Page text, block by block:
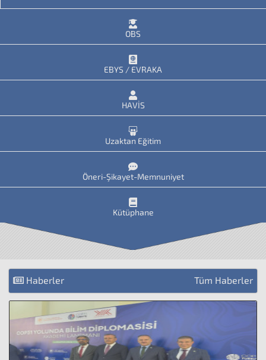
OBS
EBYS / EVRAKA
HAVİS
Uzaktan Eğitim
Öneri-Şikayet-Memnuniyet
Kütüphane
Haberler Tüm Haberler